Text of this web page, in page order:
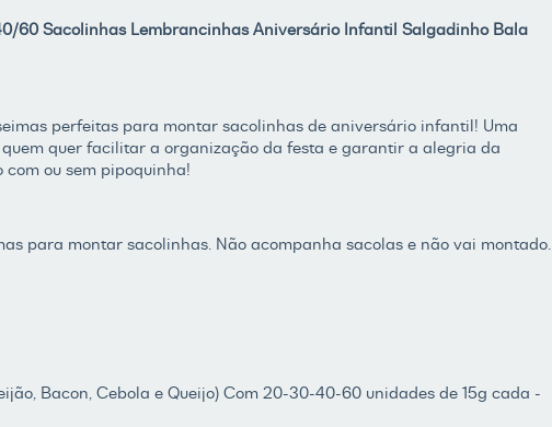
60 Sacolinhas Lembrancinhas Aniversário Infantil Salgadinho Bala
perfeitas para montar sacolinhas de aniversário infantil! Uma
quer facilitar a organização da festa e garantir a alegria da
ou sem pipoquinha!
para montar sacolinhas. Não acompanha sacolas e não vai montado.
Bacon, Cebola e Queijo) Com 20-30-40-60 unidades de 15g cada -